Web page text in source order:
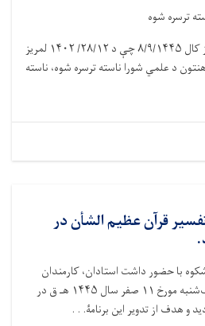
ترسره شوه
نن دو شنبه چې د روان سپوږميز کال ۸/۹/۱۴۴۵ چې د ۲۸/۱۲/ ۱۴۰۲ لمريز
د علمي شورا ناسته ترسره شوه، ناسته
قرآن عظیم الشأن در
با حضور داشت استادان، کارمندان
ومحصلین این پوهنتون امروز یک‌شنبه مورخ ۱۱ صفر سال ۱۴۴۵ هـ ق در
و هدف از تدویر این برنامۀ. . .